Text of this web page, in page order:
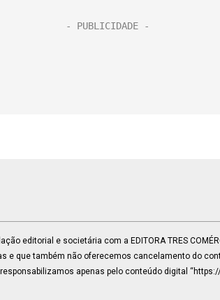
editorial e societária com a EDITORA TRES
e que também não oferecemos cancelamento do
apenas pelo conteúdo digital